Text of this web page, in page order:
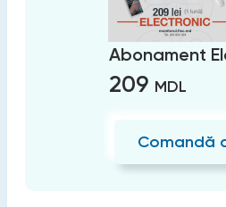
Abonament
209 MDL
Comandă